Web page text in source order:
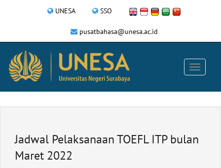
UNESA SSO
pusatbahasa@unesa.ac.id
Jadwal Pelaksanaan TOEFL ITP bulan
Maret 2022